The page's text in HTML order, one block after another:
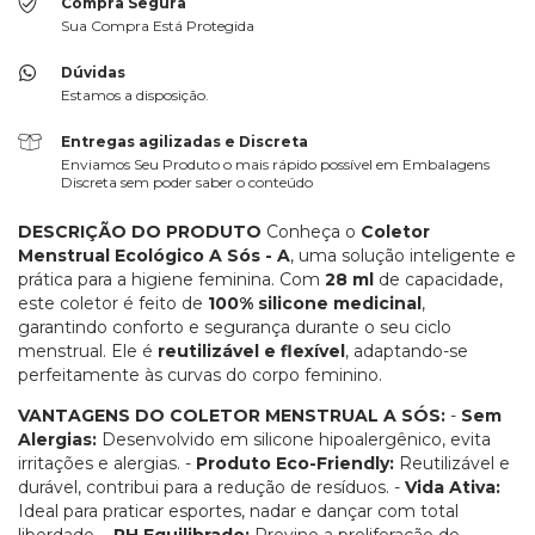
Sua Compra Está Protegida
Dúvidas
Estamos a disposição.
Entregas agilizadas e Discreta
Enviamos Seu Produto o mais rápido possível em Embalagens
Discreta sem poder saber o conteúdo
DESCRIÇÃO DO PRODUTO Conheça o Coletor
Menstrual Ecológico A Sós - A, uma solução inteligente e
prática para a higiene feminina. Com 28 ml de capacidade,
este coletor é feito de 100% silicone medicinal,
garantindo conforto e segurança durante o seu ciclo
menstrual. Ele é reutilizável e flexível, adaptando-se
perfeitamente às curvas do corpo feminino.
VANTAGENS DO COLETOR MENSTRUAL A SÓS: - Sem
Alergias: Desenvolvido em silicone hipoalergênico, evita
irritações e alergias. - Produto Eco-Friendly: Reutilizável e
durável, contribui para a redução de resíduos. - Vida Ativa:
Ideal para praticar esportes, nadar e dançar com total